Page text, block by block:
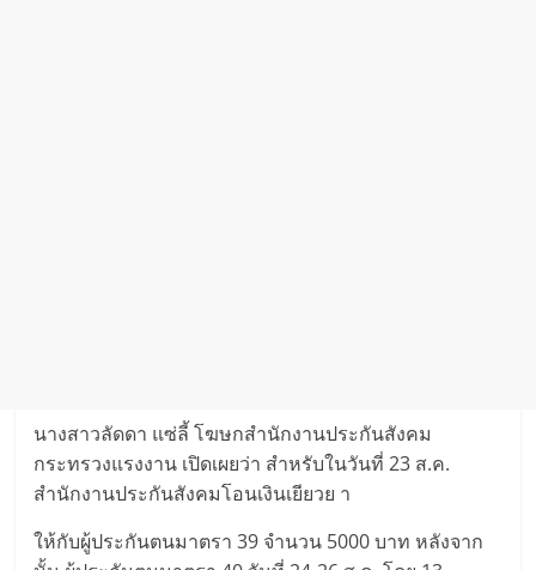
นางสาวลัดดา แซ่ลี้ โฆษกสำนักงานประกันสังคม
กระทรวงแรงงาน เปิดเผยว่า สำหรับในวันที่ 23 ส.ค.
สำนักงานประกันสังคมโอนเงินเยียวย า
ให้กับผู้ประกันตนมาตรา 39 จำนวน 5000 บาท หลังจาก